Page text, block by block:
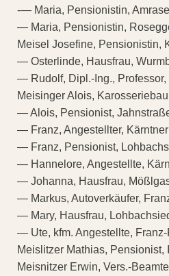
-— Maria, Pensionistin,
— Maria, Pensionistin,
Meisel Josefine, Pensionistin,
— Osterlinde, Hausfrau,
— Rudolf, Dipl.-Ing., Professor,
Meisinger Alois,
— Alois, Pensionist,
— Franz, Angestellter,
— Franz, Pensionist,
— Hannelore, Angestellte,
— Johanna, Hausfrau,
— Markus, Autoverkäufer,
— Mary, Hausfrau,
— Ute, kfm. Angestellte,
Meislitzer Mathias, Pensionist,
Meisnitzer Erwin, Vers.-